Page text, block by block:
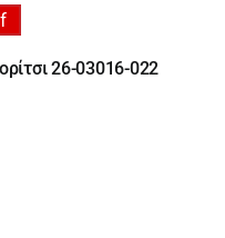
26-03016-022